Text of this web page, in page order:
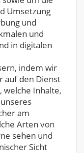
Umsetzung
und
und
in digitalen
indem wir
auf den Dienst
welche Inhalte,
am
Arten von
sehen und
Sicht